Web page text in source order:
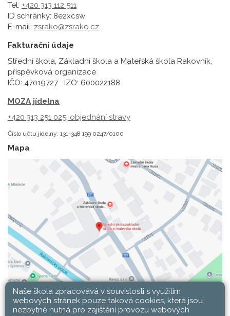
Tel: +420 313 112 511
ID schránky: 8e2xcsw
E-mail: zsrako@zsrako.cz
Fakturační údaje
Střední škola, Základní škola a Mateřská škola Rakovník,
příspěvková organizace
IČO: 47019727 IZO: 600022188
MOZA jídelna
+420 313 251 025; objednání stravy
Číslo účtu jídelny: 131-348 199 0247/0100
Mapa
Naše škola zpracovává v souvislosti s využitím
webových stránek pouze taková cookies, která jsou
nezbytně nutná pro zajištění provozu webových